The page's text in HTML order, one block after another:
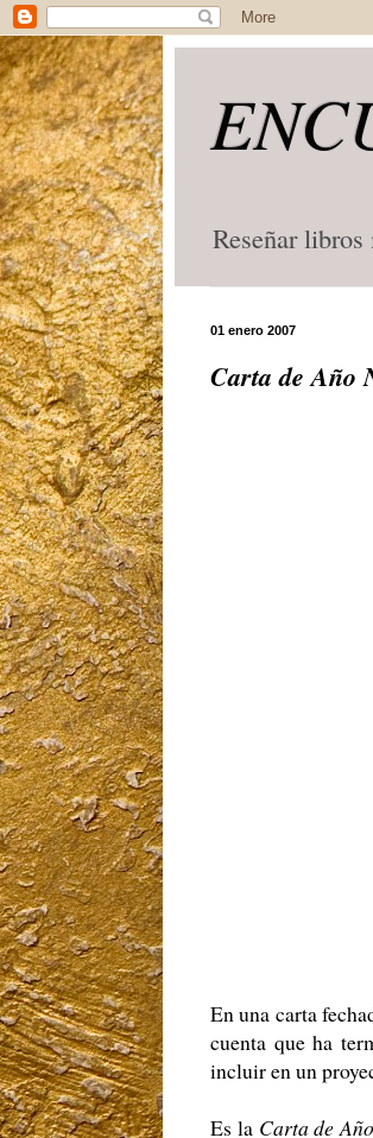
Reseñar
01 enero 2007
Carta de Año
En una carta
cuenta que ha
incluir en un
Es laCarta de